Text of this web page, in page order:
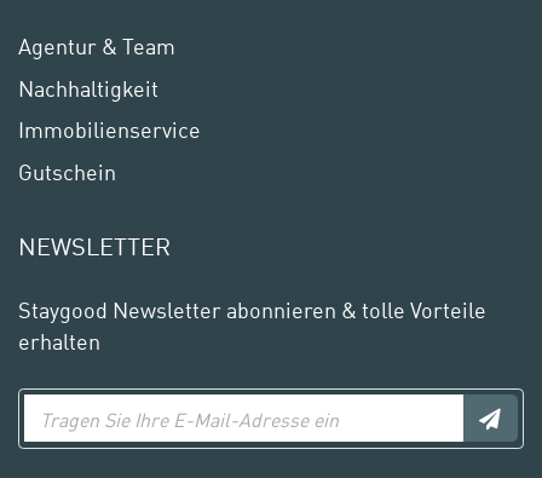
Agentur & Team
Nachhaltigkeit
Immobilienservice
Gutschein
NEWSLETTER
Staygood Newsletter abonnieren & tolle Vorteile
erhalten